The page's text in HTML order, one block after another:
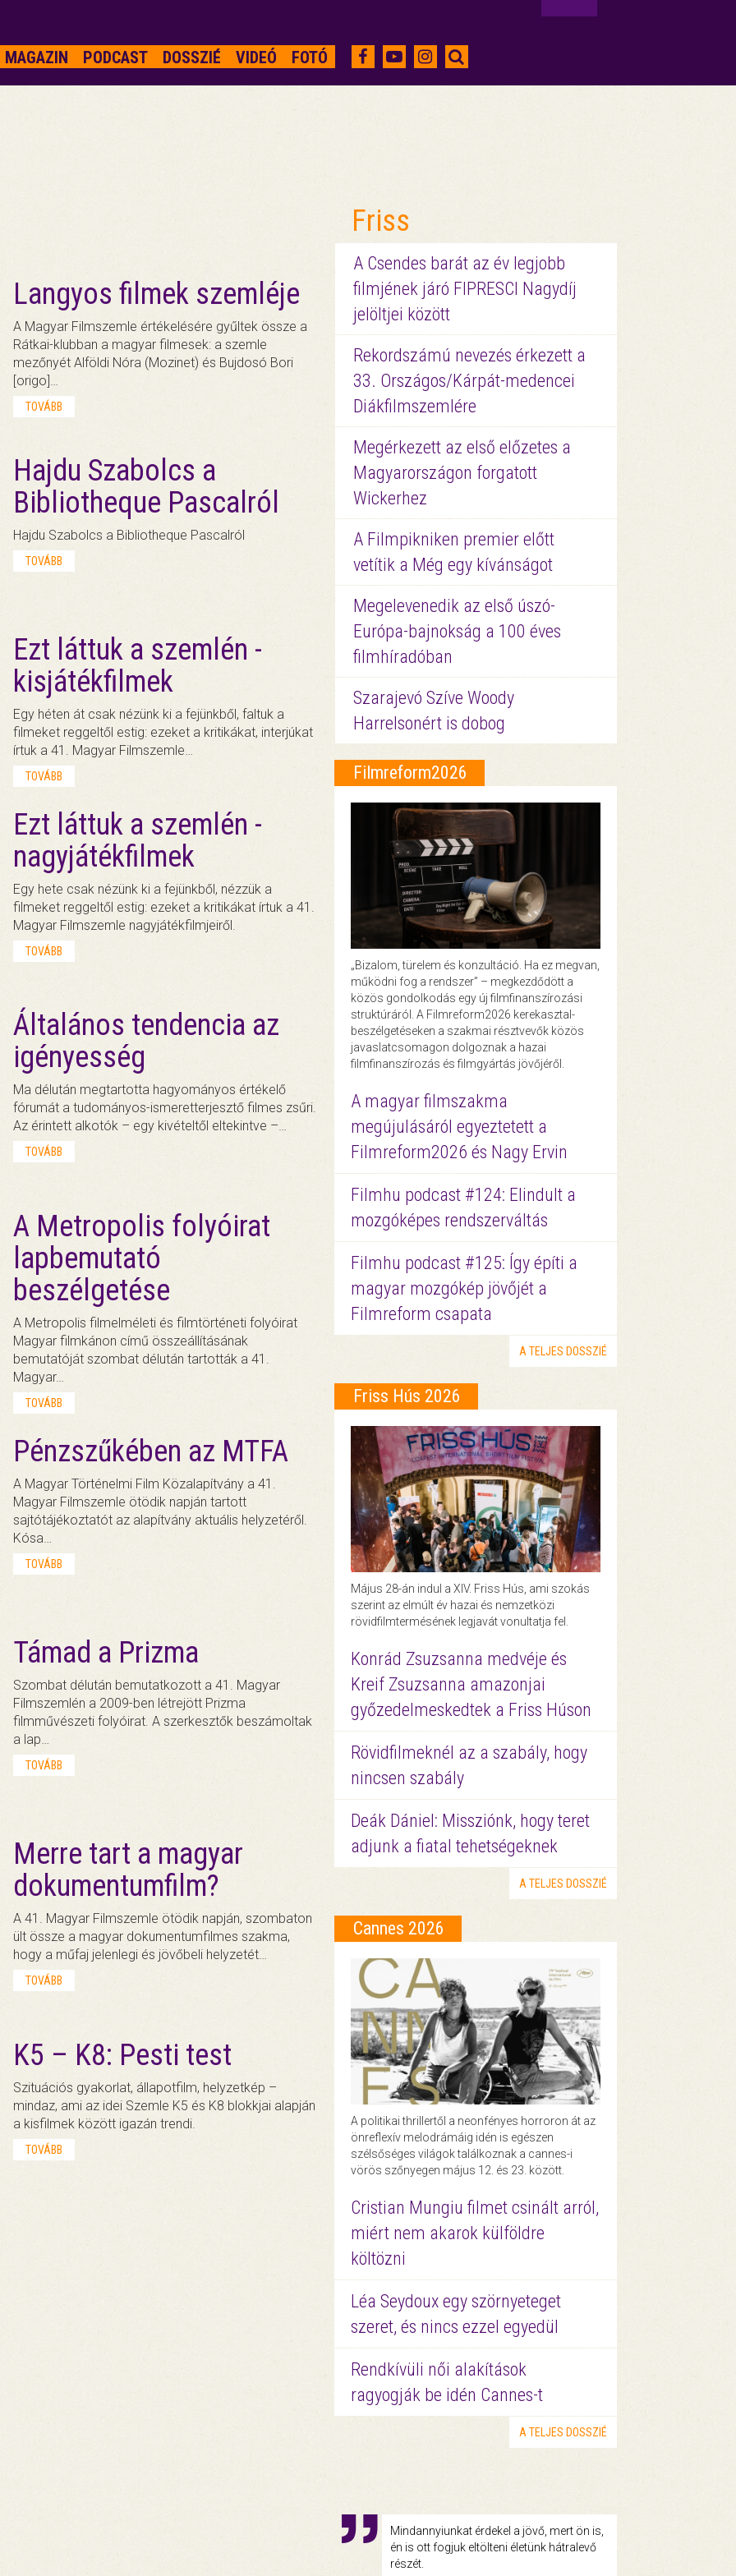
MAGAZIN PODCAST DOSSZIÉ VIDEÓ FOTÓ
Langyos filmek szemléje
A Magyar Filmszemle értékelésére gyűltek össze a
Rátkai-klubban a magyar filmesek: a szemle
mezőnyét Alföldi Nóra (Mozinet) és Bujdosó Bori
[origo]…
TOVÁBB
Hajdu Szabolcs a
Bibliotheque Pascalról
Hajdu Szabolcs a Bibliotheque Pascalról
TOVÁBB
Ezt láttuk a szemlén -
kisjátékfilmek
Egy héten át csak nézünk ki a fejünkből, faltuk a
filmeket reggeltől estig: ezeket a kritikákat, interjúkat
írtuk a 41. Magyar Filmszemle…
TOVÁBB
Ezt láttuk a szemlén -
nagyjátékfilmek
Egy hete csak nézünk ki a fejünkből, nézzük a
filmeket reggeltől estig: ezeket a kritikákat írtuk a 41.
Magyar Filmszemle nagyjátékfilmjeiről.
TOVÁBB
Általános tendencia az
igényesség
Ma délután megtartotta hagyományos értékelő
fórumát a tudományos-ismeretterjesztő filmes zsűri.
Az érintett alkotók – egy kivételtől eltekintve –…
TOVÁBB
A Metropolis folyóirat
lapbemutató
beszélgetése
A Metropolis filmelméleti és filmtörténeti folyóirat
Magyar filmkánon című összeállításának
bemutatóját szombat délután tartották a 41.
Magyar…
TOVÁBB
Pénzszűkében az MTFA
A Magyar Történelmi Film Közalapítvány a 41.
Magyar Filmszemle ötödik napján tartott
sajtótájékoztatót az alapítvány aktuális helyzetéről.
Kósa…
TOVÁBB
Támad a Prizma
Szombat délután bemutatkozott a 41. Magyar
Filmszemlén a 2009-ben létrejött Prizma
filmművészeti folyóirat. A szerkesztők beszámoltak
a lap…
TOVÁBB
Merre tart a magyar
dokumentumfilm?
A 41. Magyar Filmszemle ötödik napján, szombaton
ült össze a magyar dokumentumfilmes szakma,
hogy a műfaj jelenlegi és jövőbeli helyzetét…
TOVÁBB
K5 – K8: Pesti test
Szituációs gyakorlat, állapotfilm, helyzetkép –
mindaz, ami az idei Szemle K5 és K8 blokkjai alapján
a kisfilmek között igazán trendi.
TOVÁBB
Friss
A Csendes barát az év legjobb
filmjének járó FIPRESCI Nagydíj
jelöltjei között
Rekordszámú nevezés érkezett a
33. Országos/Kárpát-medencei
Diákfilmszemlére
Megérkezett az első előzetes a
Magyarországon forgatott
Wickerhez
A Filmpikniken premier előtt
vetítik a Még egy kívánságot
Megelevenedik az első úszó-
Európa-bajnokság a 100 éves
filmhíradóban
Szarajevó Szíve Woody
Harrelsonért is dobog
Filmreform2026
„Bizalom, türelem és konzultáció. Ha ez megvan,
működni fog a rendszer” – megkezdődött a
közös gondolkodás egy új filmfinanszírozási
struktúráról. A Filmreform2026 kerekasztal-
beszélgetéseken a szakmai résztvevők közös
javaslatcsomagon dolgoznak a hazai
filmfinanszírozás és filmgyártás jövőjéről.
A magyar filmszakma
megújulásáról egyeztetett a
Filmreform2026 és Nagy Ervin
Filmhu podcast #124: Elindult a
mozgóképes rendszerváltás
Filmhu podcast #125: Így építi a
magyar mozgókép jövőjét a
Filmreform csapata
A TELJES DOSSZIÉ
Friss Hús 2026
Május 28-án indul a XIV. Friss Hús, ami szokás
szerint az elmúlt év hazai és nemzetközi
rövidfilmtermésének legjavát vonultatja fel.
Konrád Zsuzsanna medvéje és
Kreif Zsuzsanna amazonjai
győzedelmeskedtek a Friss Húson
Rövidfilmeknél az a szabály, hogy
nincsen szabály
Deák Dániel: Missziónk, hogy teret
adjunk a fiatal tehetségeknek
A TELJES DOSSZIÉ
Cannes 2026
A politikai thrillertől a neonfényes horroron át az
önreflexív melodrámáig idén is egészen
szélsőséges világok találkoznak a cannes-i
vörös szőnyegen május 12. és 23. között.
Cristian Mungiu filmet csinált arról,
miért nem akarok külföldre
költözni
Léa Seydoux egy szörnyeteget
szeret, és nincs ezzel egyedül
Rendkívüli női alakítások
ragyogják be idén Cannes-t
A TELJES DOSSZIÉ
Mindannyiunkat érdekel a jövő, mert ön is,
én is ott fogjuk eltölteni életünk hátralevő
részét.